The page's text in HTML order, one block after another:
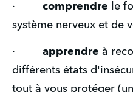
· comprendre le
système nerveux et de
· apprendre à
différents états
tout à vous protéger